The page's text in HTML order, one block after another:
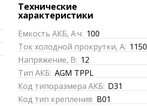
Технические
характеристики
Емкость АКБ, А·ч: 100
Ток холодной прокрутки, А: 1150
Напряжение, В: 12
Тип АКБ: AGM TPPL
Код типоразмера АКБ: D31
Код тип крепления: B01